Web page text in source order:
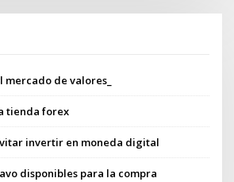
mercado de valores_
tienda forex
invertir en moneda digital
disponibles para la compra